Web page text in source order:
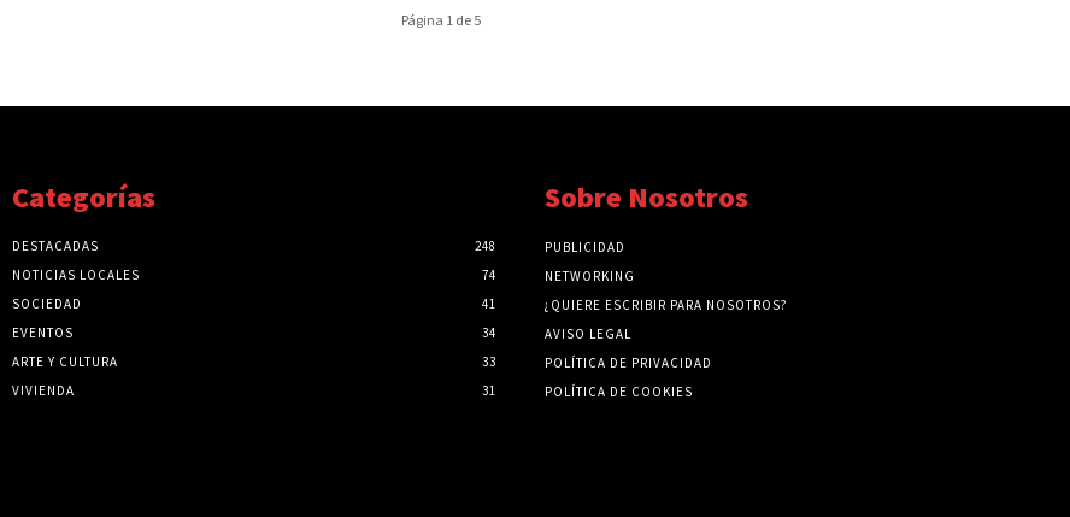
Página 1 de 5
Categorías
DESTACADAS
248
NOTICIAS LOCALES
74
SOCIEDAD
41
EVENTOS
34
ARTE Y CULTURA
33
VIVIENDA
31
Sobre Nosotros
PUBLICIDAD
NETWORKING
¿QUIERE ESCRIBIR PARA NOSOTROS?
AVISO LEGAL
POLÍTICA DE PRIVACIDAD
POLÍTICA DE COOKIES